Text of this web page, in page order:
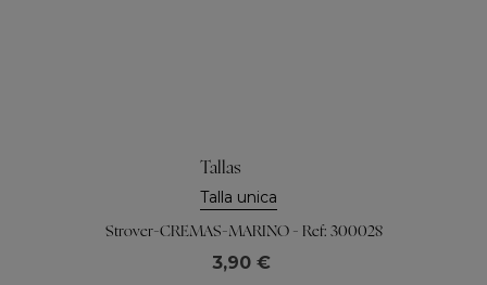
Tallas
Talla unica
Strover-CREMAS-MARINO - Ref: 300028
3,90 €